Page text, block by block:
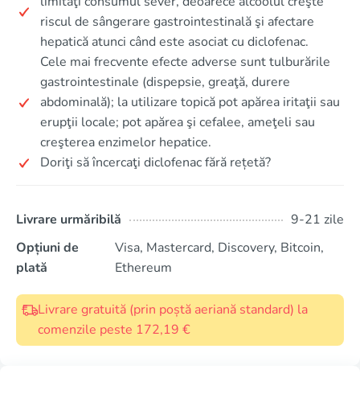
riscul de sângerare gastrointestinală şi afectare
hepatică atunci când este asociat cu diclofenac.
Cele mai frecvente efecte adverse sunt tulburările
gastrointestinale (dispepsie, greaţă, durere
abdominală); la utilizare topică pot apărea iritaţii sau
erupţii locale; pot apărea şi cefalee, ameţeli sau
creşterea enzimelor hepatice.
Doriţi să încercaţi diclofenac fără rețetă?
Livrare urmăribilă
9-21 zile
Opțiuni de
plată
Visa, Mastercard, Discovery, Bitcoin,
Ethereum
Livrare gratuită (prin poștă aeriană standard) la
comenzile peste 172,19 €